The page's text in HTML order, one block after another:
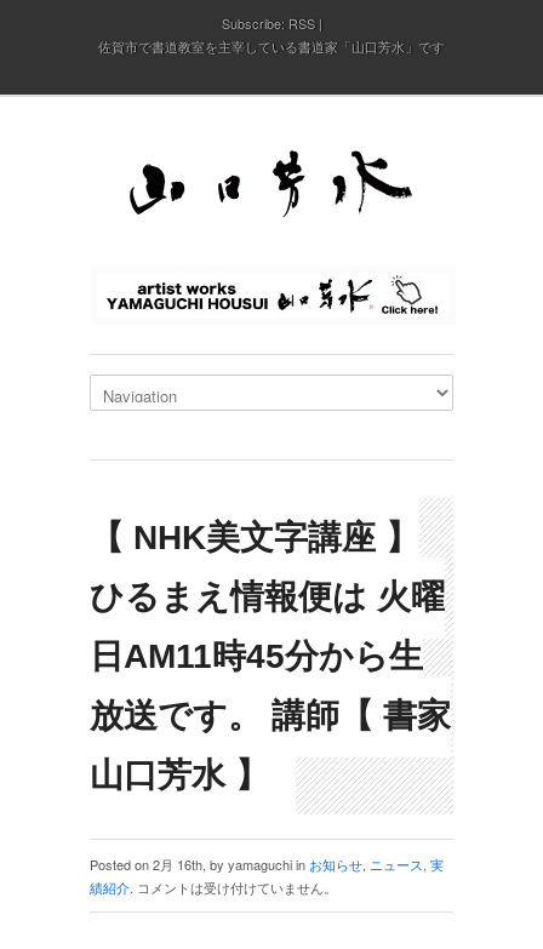
Subscribe: RSS
佐賀市で書道教室を主宰している書道家「山口芳水」です
【 NHK美文字講座 】
ひるまえ情報便は 火曜
日AM11時45分から生
放送です。 講師【 書家
山口芳水 】
Posted on 2月 16th, by yamaguchi in お知らせ, ニュース, 実
績紹介. コメントは受け付けていません。